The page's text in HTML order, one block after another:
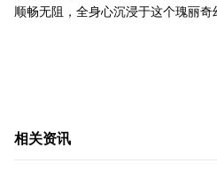
顺畅无阻，全身心沉浸于这个瑰丽奇
相关资讯